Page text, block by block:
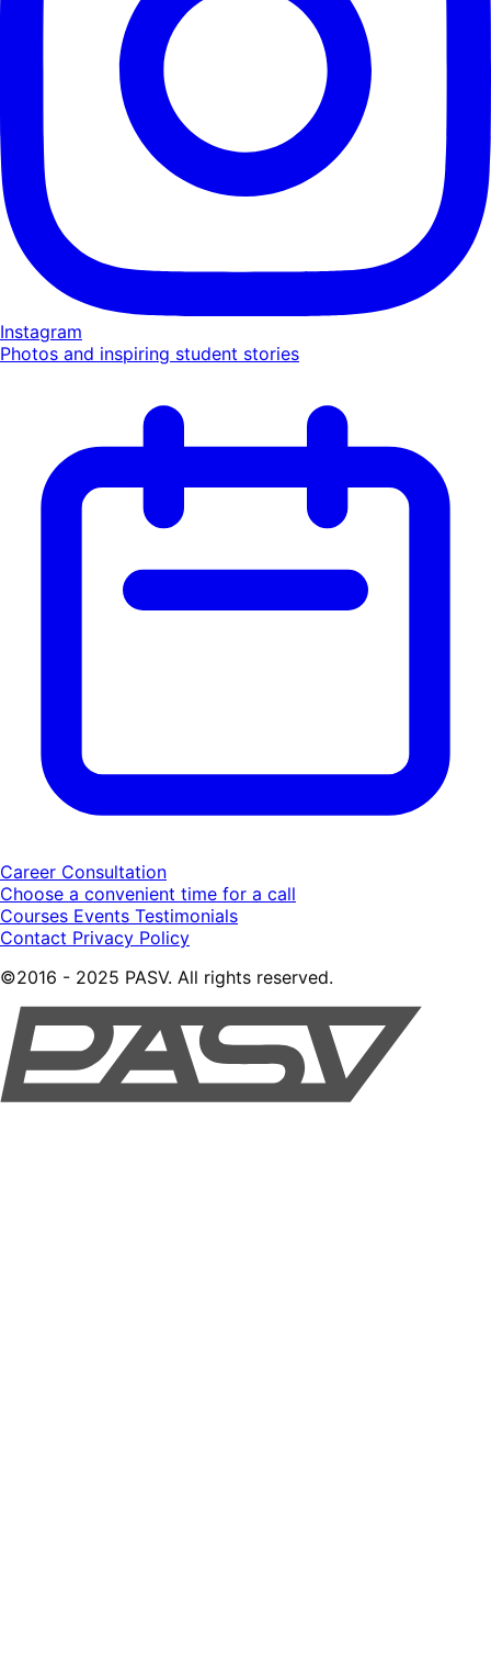
Instagram
Photos and inspiring student stories
Career Consultation
Choose a convenient time for a call
Courses Events Testimonials
Contact Privacy Policy
©2016 - 2025 PASV. All rights reserved.